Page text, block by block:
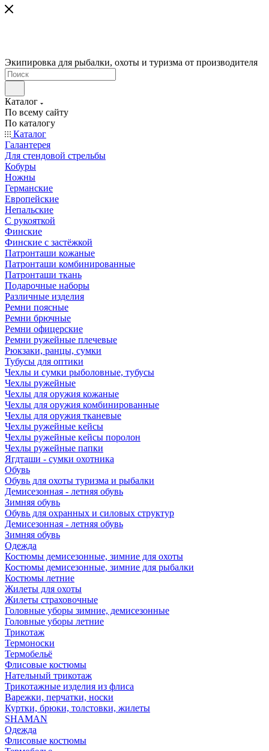
Экипировка для рыбалки, охоты и туризма от производителя
Каталог
По всему сайту
По каталогу
Каталог
Галантерея
Для стендовой стрельбы
Кобуры
Ножны
Германские
Европейские
Непальские
С рукояткой
Финские
Финские с застёжкой
Патронташи кожаные
Патронташи комбинированные
Патронташи ткань
Подарочные наборы
Различные изделия
Ремни поясные
Ремни брючные
Ремни офицерские
Ремни ружейные плечевые
Рюкзаки, ранцы, сумки
Тубусы для оптики
Чехлы и сумки рыболовные, тубусы
Чехлы ружейные
Чехлы для оружия кожаные
Чехлы для оружия комбинированные
Чехлы для оружия тканевые
Чехлы ружейные кейсы
Чехлы ружейные кейсы поролон
Чехлы ружейные папки
Ягдташи - сумки охотника
Обувь
Обувь для охоты туризма и рыбалки
Демисезонная - летняя обувь
Зимняя обувь
Обувь для охранных и силовых структур
Демисезонная - летняя обувь
Зимняя обувь
Одежда
Костюмы демисезонные, зимние для охоты
Костюмы демисезонные, зимние для рыбалки
Костюмы летние
Жилеты для охоты
Жилеты страховочные
Головные уборы зимние, демисезонные
Головные уборы летние
Трикотаж
Термоноски
Термобельё
Флисовые костюмы
Нательный трикотаж
Трикотажные изделия из флиса
Варежки, перчатки, носки
Куртки, брюки, толстовки, жилеты
SHAMAN
Одежда
Флисовые костюмы